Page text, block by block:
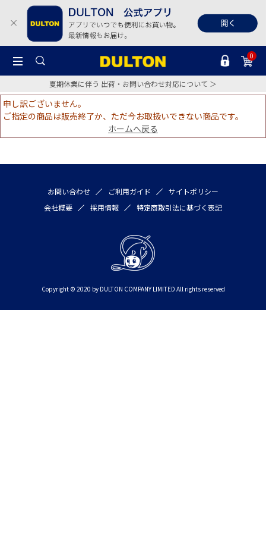
0
夏期休業に伴う 出荷・お問い合わせ対応について ＞
申し訳ございません。
ご指定の商品は販売終了か、ただ今お取扱いできない商品です。
ホームへ戻る
お問い合わせ ご利用ガイド
サイトポリシー
会社概要
採用情報 特定商取引法に基づく表記
Copyright © 2020 by DULTON COMPANY LIMITED All rights reserved